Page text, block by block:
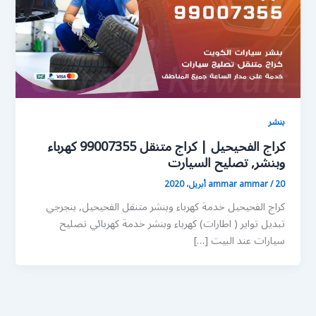
بنشر
كراج الفحيحيل | كراج متنقل 99007355 كهرباء
وبنشر, تصليح السيارت
ammar ammar/20 أبريل، 2020
كراج الفحيحيل خدمة كهرباء وبنشر متنقل الفحيحيل, بنجرجي
تبديل تواير ( اطارات) كهرباء وبنشر خدمة كهربائي تصليح
سيارات عند البيت […]